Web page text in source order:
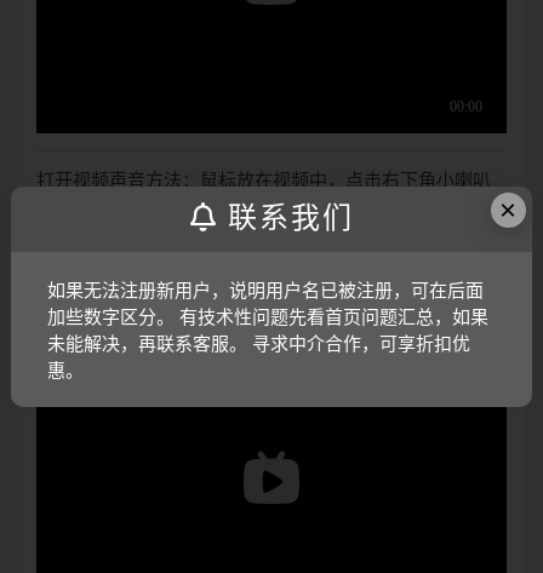
打开视频声音方法：鼠标放在视频中，点击右下角小喇叭
图形即可；视频放大后不清晰，可将鼠标放在视频上，点
电子版资料介绍视频：
×
联系我们
如果无法注册新用户，说明用户名已被注册，可在后面
加些数字区分。 有技术性问题先看首页问题汇总，如果
未能解决，再联系客服。 寻求中介合作，可享折扣优
惠。